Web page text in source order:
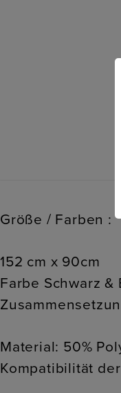
Größe / Farben :
152 cm x 90cm
Farbe Schwarz &
Material: 50%
Kompatibilität